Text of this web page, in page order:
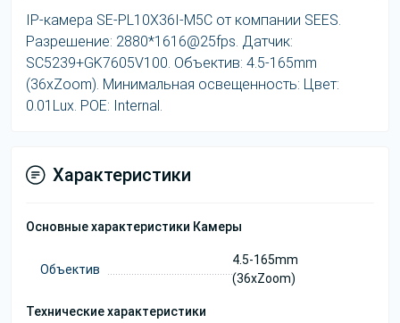
IP-камера SE-PL10X36I-M5C от компании SEES.
Разрешение: 2880*1616@25fps. Датчик:
SC5239+GK7605V100. Объектив: 4.5-165mm
(36xZoom). Минимальная освещенность: Цвет:
0.01Lux. POE: Internal.
Характеристики
Основные характеристики Камеры
Объектив
4.5-165mm
(36xZoom)
Технические характеристики